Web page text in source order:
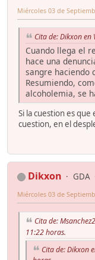
Miércoles 03 de
Cita de: Dikxon
Cuando llega el
hace una
sangre haciendo
Resumiendo,
alcoholemia, se
Si la cuestion es
cuestion, en el
Dikxon GDA
Miércoles 03 de
Cita de:
11:22 horas.
Cita de: Dikxon